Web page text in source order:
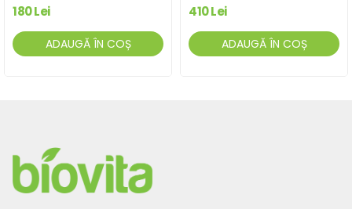
orice plită sau aragaz
180 Lei
ADAUGĂ ÎN COȘ
410 Lei
ADAUGĂ ÎN COȘ